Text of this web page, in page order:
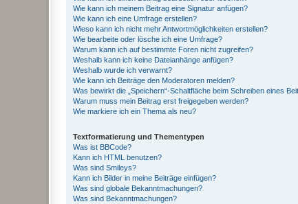
Wie kann ich meinem Beitrag eine Signatur anfügen?
Wie kann ich eine Umfrage erstellen?
Wieso kann ich nicht mehr Antwortmöglichkeiten erstellen?
Wie bearbeite oder lösche ich eine Umfrage?
Warum kann ich auf bestimmte Foren nicht zugreifen?
Weshalb kann ich keine Dateianhänge anfügen?
Weshalb wurde ich verwarnt?
Wie kann ich Beiträge den Moderatoren melden?
Was bewirkt die „Speichern“-Schaltfläche beim Schreiben eines
Warum muss mein Beitrag erst freigegeben werden?
Wie markiere ich ein Thema als neu?
Textformatierung und Thementypen
Was ist BBCode?
Kann ich HTML benutzen?
Was sind Smileys?
Kann ich Bilder in meine Beiträge einfügen?
Was sind globale Bekanntmachungen?
Was sind Bekanntmachungen?